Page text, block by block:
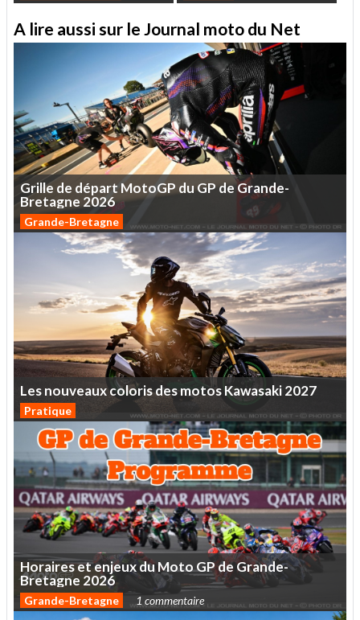
A lire aussi sur le Journal moto du Net
Grille de départ MotoGP duGPdeGrande-
Bretagne 2026
Grande-Bretagne
LesnouveauxcolorisdesmotosKawasaki2027
Pratique
HorairesetenjeuxduMotoGPdeGrande-
Bretagne 2026
Grande-Bretagne 1 commentaire